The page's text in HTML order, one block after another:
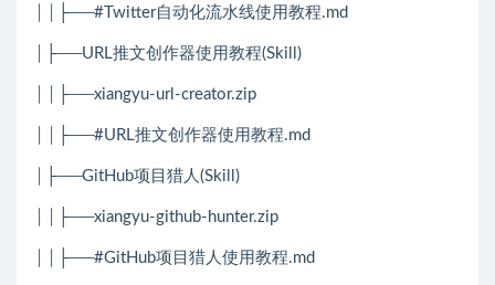
││├──#Twitter自动化流水线使用教程.md
│├──URL推文创作器使用教程(Skill)
││├──xiangyu-url-creator.zip
││├──#URL推文创作器使用教程.md
│├──GitHub项目猎人(Skill)
││├──xiangyu-github-hunter.zip
││├──#GitHub项目猎人使用教程.md